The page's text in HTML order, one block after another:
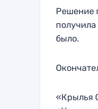
Решение
было.
«Крылья